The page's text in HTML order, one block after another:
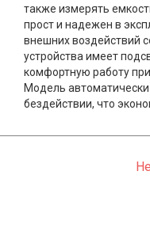
также измерять
прост и надежен в
внешних воздействий
устройства имеет
комфортную работу
Модель
бездействии, что